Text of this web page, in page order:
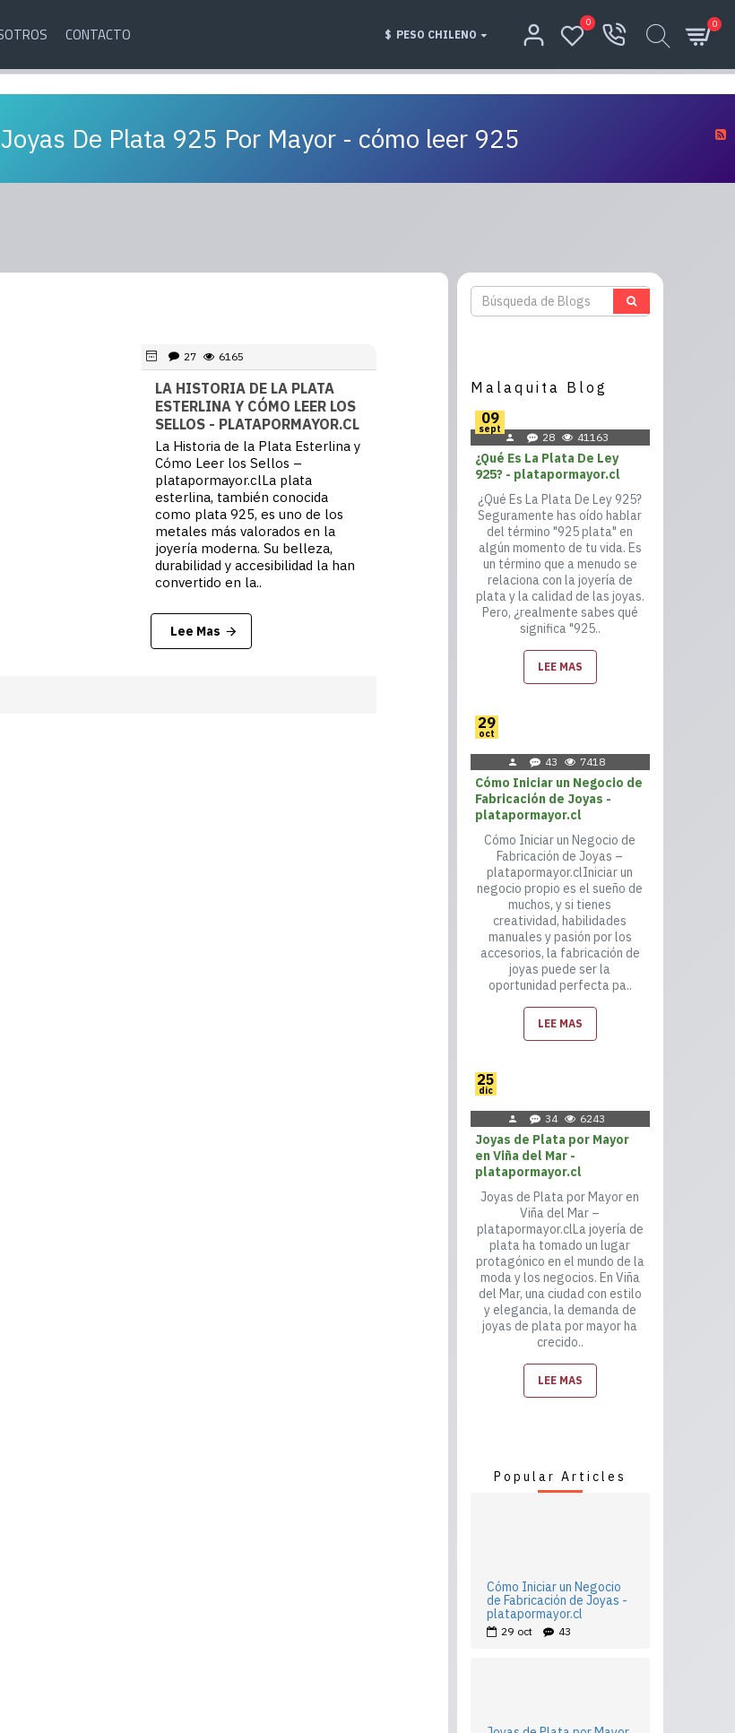
CONTACTO $ PESO CHILENO
0 0
De Plata 925 Por Mayor - cómo leer 925
27 6165
LA HISTORIA DE LA PLATA
ESTERLINA Y CÓMO LEER LOS
SELLOS - PLATAPORMAYOR.CL
La Historia de la Plata Esterlina y
Cómo Leer los Sellos –
platapormayor.clLa plata
esterlina, también conocida
como plata 925, es uno de los
metales más valorados en la
joyería moderna. Su belleza,
durabilidad y accesibilidad la han
convertido en la..
Lee Mas
Malaquita Blog
09
sept
28 41163
¿Qué Es La Plata De Ley
925? - platapormayor.cl
¿Qué Es La Plata De Ley 925?
Seguramente has oído hablar
del término "925 plata" en
algún momento de tu vida. Es
un término que a menudo se
relaciona con la joyería de
plata y la calidad de las joyas.
Pero, ¿realmente sabes qué
significa "925..
LEE MAS
29
oct
43 7418
Cómo Iniciar un Negocio de
Fabricación de Joyas -
platapormayor.cl
Cómo Iniciar un Negocio de
Fabricación de Joyas –
platapormayor.clIniciar un
negocio propio es el sueño de
muchos, y si tienes
creatividad, habilidades
manuales y pasión por los
accesorios, la fabricación de
joyas puede ser la
oportunidad perfecta pa..
LEE MAS
25
dic
34 6243
Joyas de Plata por Mayor
en Viña del Mar -
platapormayor.cl
Joyas de Plata por Mayor en
Viña del Mar –
platapormayor.clLa joyería de
plata ha tomado un lugar
protagónico en el mundo de la
moda y los negocios. En Viña
del Mar, una ciudad con estilo
y elegancia, la demanda de
joyas de plata por mayor ha
crecido..
LEE MAS
Popular Articles
Cómo Iniciar un Negocio
de Fabricación de Joyas -
platapormayor.cl
29 oct 43